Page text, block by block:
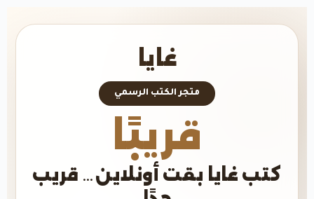
غايا
متجر الكتب الرسمي
قريبًا
كتب غايا بقت أونلاين… قريب